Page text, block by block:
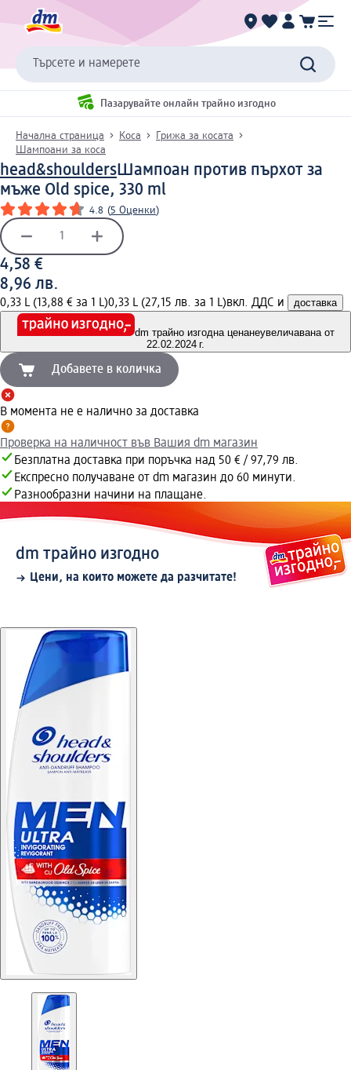
Търсете и намерете
Пазарувайте онлайн трайно изгодно
Начална страница Коса
Грижа за косата
Шампоани за коса
head&shouldersШампоан против пърхот за
мъже Old spice, 330 ml
4.8 (5 Оценки)
4,58 €
8,96 лв.
0,33 L (13,88 € за 1 L)0,33 L (27,15 лв. за 1 L)вкл. ДДС и доставка
dm трайно изгодна ценанеувеличавана от
22.02.2024 г.
Добавете в количка
В момента не е налично за доставка
Проверка на наличност във Вашия dm магазин
Безплатна доставка при поръчка над 50 € / 97,79 лв.
Експресно получаване от dm магазин до 60 минути.
Разнообразни начини на плащане.
dm трайно изгодно
Цени, на които можете да разчитате!